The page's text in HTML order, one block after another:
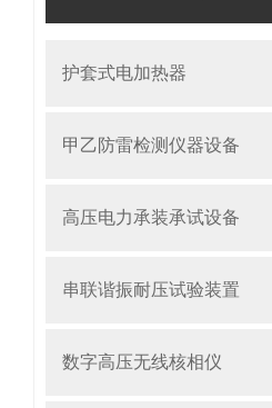
护套式电加热器
甲乙防雷检测仪器设备
高压电力承装承试设备
串联谐振耐压试验装置
数字高压无线核相仪